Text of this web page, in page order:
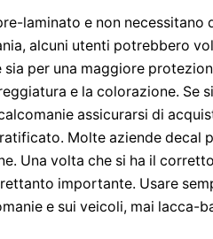
laminato e non necessitano
alcuni utenti potrebbero
per una maggiore
e la colorazione. Se
assicurarsi di
Molte aziende decal
Una volta che si ha il
importante. Usare
e sui veicoli, mai lacca-